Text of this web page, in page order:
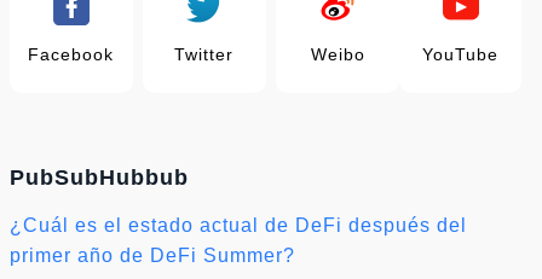
Facebook Twitter Weibo YouTube
PubSubHubbub
¿Cuál es el estado actual de DeFi después del
primer año de DeFi Summer?